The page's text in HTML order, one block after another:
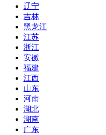
辽宁
吉林
黑龙江
江苏
浙江
安徽
福建
江西
山东
河南
湖北
湖南
广东